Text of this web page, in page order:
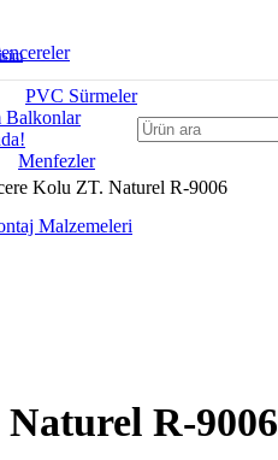
PVC Sürmeler
Balkonlar
Menfezler
Malzemeleri
Kolu ZT. Naturel R-9006
R-9006